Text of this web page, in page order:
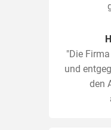
"Die
und
den